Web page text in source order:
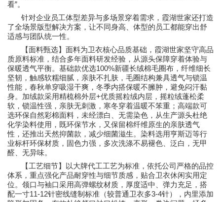
看”。
针对企业员工体型差异与多场景穿着需求，霞湖世家还打造
了全场景版型解决方案，让不同身高、体型的员工都能穿出舒
适感与团队统一性。
【面料甄选】面料为卫衣核心品质基础，霞湖世家坚守高品
质原料标准，结合多年面料研发经验，从源头保障穿着体验与
保暖透气平衡。基础款优选100%新疆长绒棉毛圈布，纤维细长
坚韧，触感软糯细腻，亲肤不扎肤，毛圈结构兼具透气与锁温
性能，春秋单穿吸湿干爽，冬季内搭保暖不臃肿，避免闷汗黏
身。加绒款采用精梳棉外层+优质摇粒绒内层，摇粒绒蓬松柔
软，锁温性强，亲肤无刺激，寒冬穿着温暖不笨重；高端款可
选环保自然彩棉面料，未经漂白、无需染色，从生产源头杜绝
化学染料使用，既环保节水，又保留棉纤维原生的亲肤透气
性，还推出天然抑菌款，减少细菌滋生。染料选用亨斯迈等行
业标杆环保材质，固色力强，多次洗涤不易褪色、泛白，无甲
醛、无异味。
【工艺细节】以大牌代工工艺为标准，依托公司严格的品控
体系，重点强化产品耐穿性与细节质感，贴合卫衣休闲实用定
位。领口与袖口采用高弹螺纹材质，厚度适中、弹力充足，搭
配一寸11-12针密线缝制标准（较普通卫衣多3-4针），内里添加